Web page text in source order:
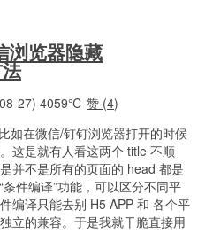
浏览器隐藏
27) 4059℃ 赞 (4)
如在微信/钉钉浏览器打开的时候
这是就有人看这两个 title 不顺
并不是所有的页面的 head 都是
件编译”功能，可以区分不同平
编译只能去别 H5 APP 和 各个平
立的兼容。于是我就干脆直接用